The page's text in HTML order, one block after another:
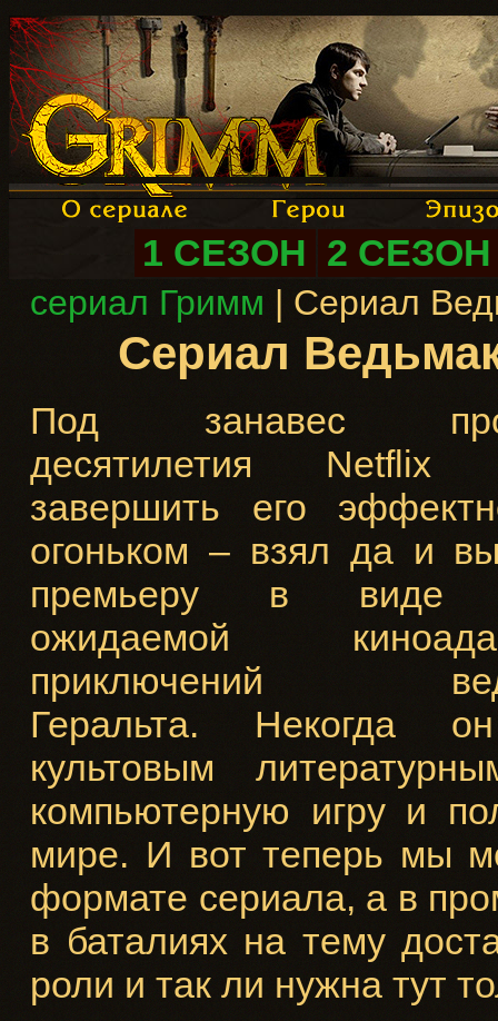
1 СЕЗОН 2 СЕЗОН
сериал Гримм | Сериал
Сериал
Под занавес
десятилетия Netflix
завершить его
огоньком – взял да и
премьеру в виде
ожидаемой
приключений
Геральта. Некогда
культовым
компьютерную игру и
мире. И вот теперь мы
формате сериала, а в
в баталиях на тему
роли и так ли нужна тут